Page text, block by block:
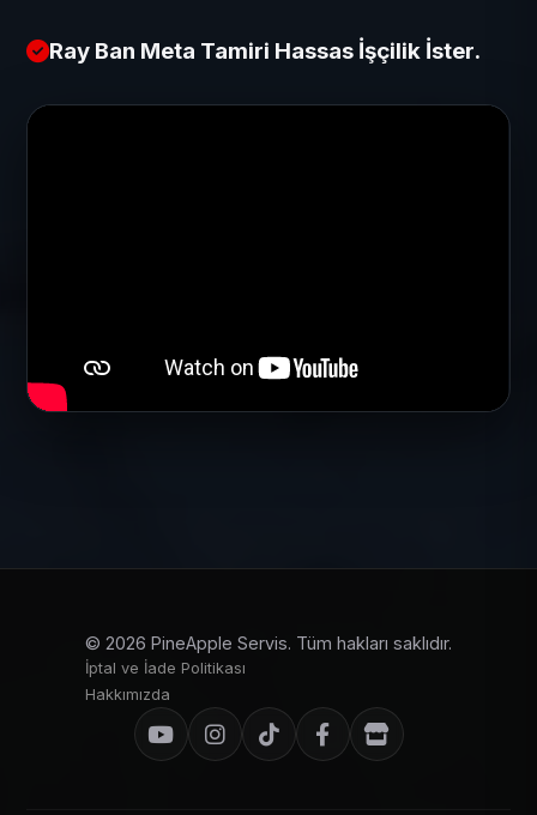
Ray Ban Meta Tamiri Hassas İşçilik İster.
© 2026 PineApple Servis. Tüm hakları saklıdır.
İptal ve İade Politikası
Hakkımızda